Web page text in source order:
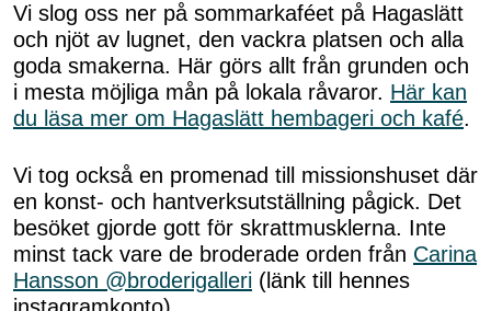
Vi slog oss ner på sommarkaféet på Hagaslätt
och njöt av lugnet, den vackra platsen och alla
goda smakerna. Här görs allt från grunden och
i mesta möjliga mån på lokala råvaror. Här kan
du läsa mer om Hagaslätt hembageri och kafé.
Vi tog också en promenad till missionshuset där
en konst- och hantverksutställning pågick. Det
besöket gjorde gott för skrattmusklerna. Inte
minst tack vare de broderade orden från Carina
Hansson @broderigalleri (länk till hennes